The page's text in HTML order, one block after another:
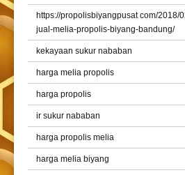
https://propolisbiyangpusat com/2018/
jual-melia-propolis-biyang-bandung/
kekayaan sukur nababan
harga melia propolis
harga propolis
ir sukur nababan
harga propolis melia
harga melia biyang